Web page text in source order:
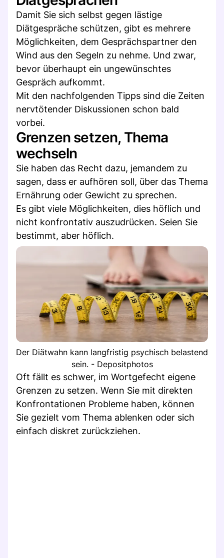
Damit Sie sich selbst gegen lästige
Diätgespräche schützen, gibt es mehrere
Möglichkeiten, dem Gesprächspartner den
Wind aus den Segeln zu nehme. Und zwar,
bevor überhaupt ein ungewünschtes
Gespräch aufkommt.
Mit den nachfolgenden Tipps sind die Zeiten
nervtötender Diskussionen schon bald
vorbei.
Grenzen setzen, Thema
wechseln
Sie haben das Recht dazu, jemandem zu
sagen, dass er aufhören soll, über das Thema
Ernährung oder Gewicht zu sprechen.
Es gibt viele Möglichkeiten, dies höflich und
nicht konfrontativ auszudrücken. Seien Sie
bestimmt, aber höflich.
Der Diätwahn kann langfristig psychisch belastend
sein. - Depositphotos
Oft fällt es schwer, im Wortgefecht eigene
Grenzen zu setzen. Wenn Sie mit direkten
Konfrontationen Probleme haben, können
Sie gezielt vom Thema ablenken oder sich
einfach diskret zurückziehen.